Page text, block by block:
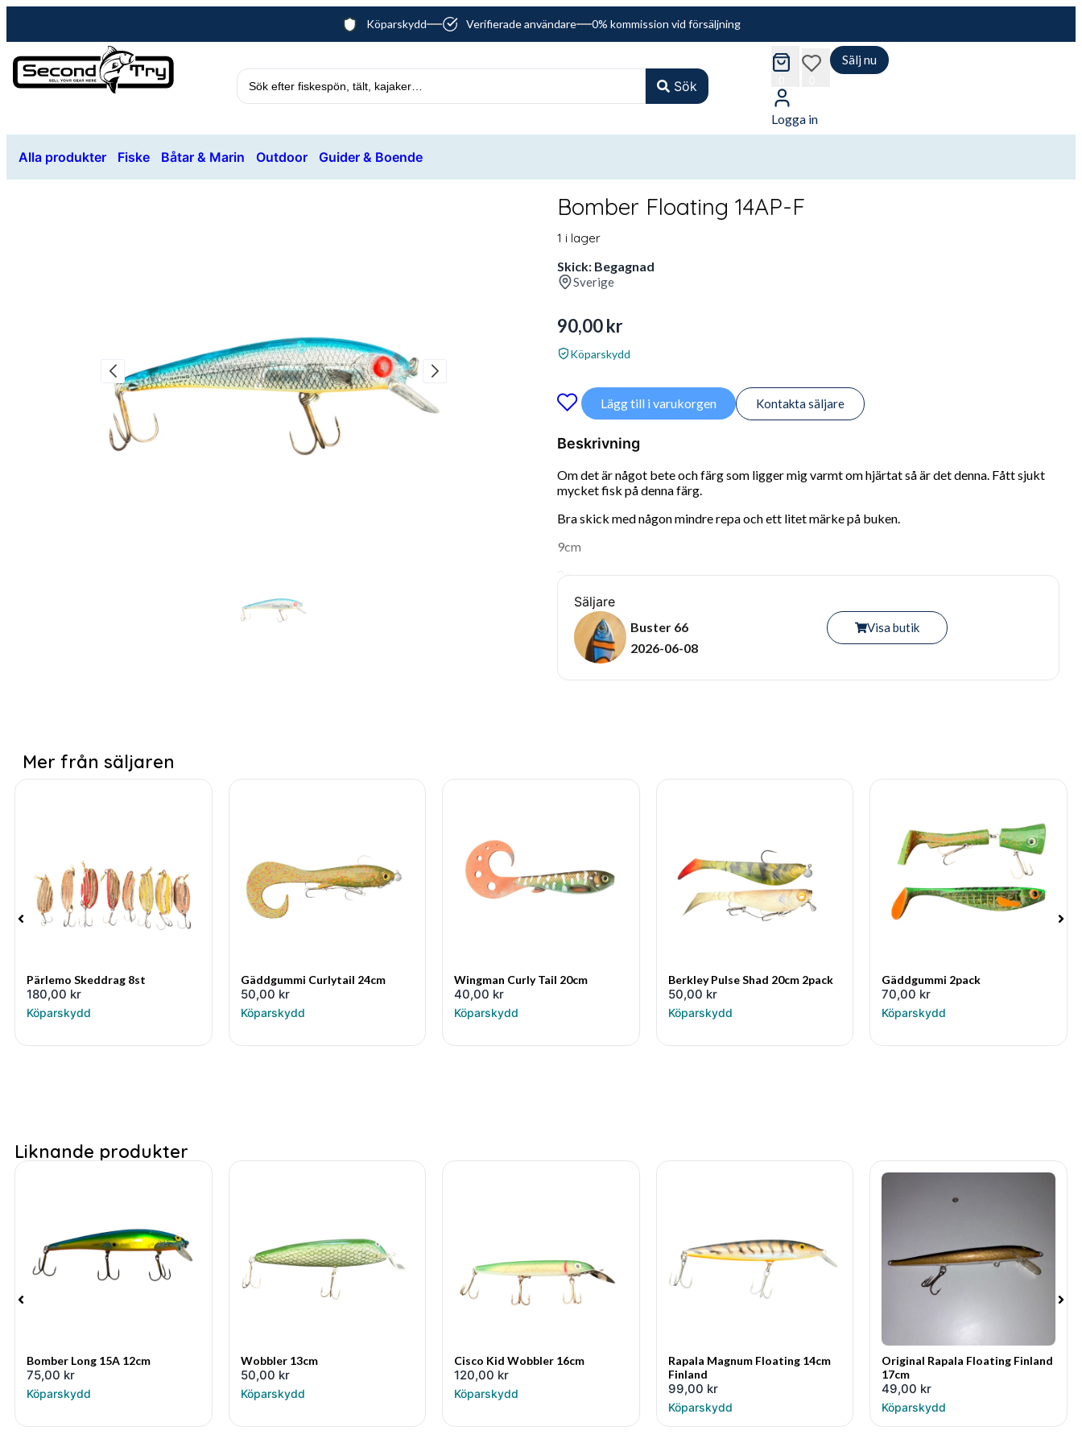
Köparskydd Verifierade användare 0% kommission vid försäljning
Sök
Logga in
Sälj nu
Alla produkter Fiske Båtar & Marin Outdoor Guider & Boende
Bomber Floating 14AP-F
1 i lager
Skick: Begagnad
Sverige
90,00kr
Köparskydd
Lägg till i varukorgen Kontakta säljare
Beskrivning
Om det är något bete och färg som ligger mig varmt om hjärtat så är det denna. Fått sjukt
mycket fisk på denna färg.
Bra skick med någon mindre repa och ett litet märke på buken.
9cm
8g
Säljare
Buster 66
2026-06-08
Visa butik
Mer från säljaren
Pärlemo Skeddrag 8st
180,00 kr
Köparskydd
Gäddgummi Curlytail 24cm
50,00 kr
Köparskydd
Wingman Curly Tail 20cm
40,00 kr
Köparskydd
Berkley Pulse Shad 20cm 2pack
50,00 kr
Köparskydd
Gäddgummi 2pack
70,00 kr
Köparskydd
Liknande produkter
Bomber Long 15A 12cm
75,00 kr
Köparskydd
Wobbler 13cm
50,00 kr
Köparskydd
Cisco Kid Wobbler 16cm
120,00 kr
Köparskydd
Rapala Magnum Floating 14cm
Finland
99,00 kr
Köparskydd
Original Rapala Floating Finland
17cm
49,00 kr
Köparskydd